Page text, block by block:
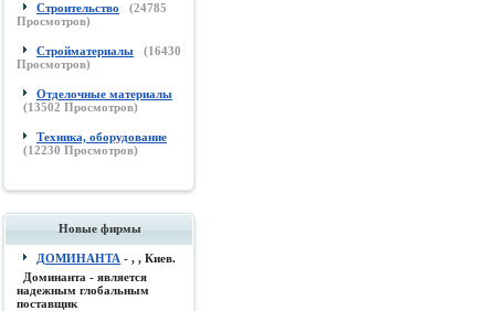
Строительство (24785
Просмотров)
Стройматериалы (16430
Просмотров)
Отделочные материалы
(13502 Просмотров)
Техника, оборудование
(12230 Просмотров)
Новые фирмы
ДОМИНАНТА - , , Киев.
Доминанта - является
надежным глобальным
поставщик